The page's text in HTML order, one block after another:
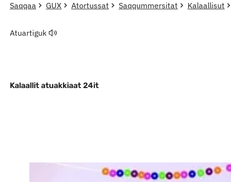
Saqqaa GUX Atortussat Saqqummersitat Kalaallisut
Atuartiguk
Kalaallit atuakkiaat 24it